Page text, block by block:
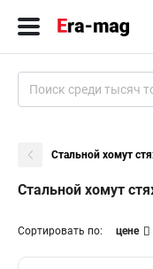
Стальной хомут
Стальной хомут
Сортировать по: цене